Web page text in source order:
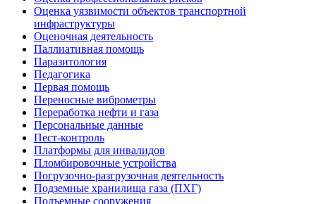
Оценка уязвимости объектов транспортной
инфраструктуры
Оценочная деятельность
Паллиативная помощь
Паразитология
Педагогика
Первая помощь
Переносные виброметры
Переработка нефти и газа
Персональные данные
Пест-контроль
Платформы для инвалидов
Пломбировочные устройства
Погрузочно-разгрузочная деятельность
Подземные хранилища газа (ПХГ)
Подъемные сооружения